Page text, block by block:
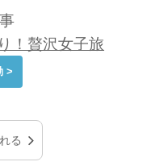
！贅沢女子旅
>
る